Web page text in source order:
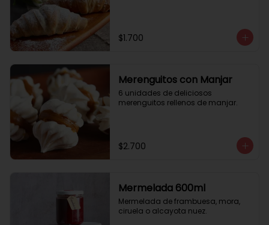
$1.700
Merenguitos con Manjar
6 unidades de deliciosos
merenguitos rellenos de manjar.
$2.700
Mermelada 600ml
Mermelada de frambuesa, mora,
ciruela o alcayota nuez.